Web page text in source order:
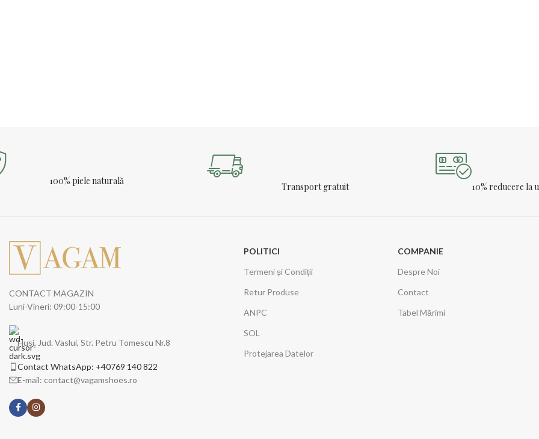
100% piele naturală
Transport gratuit 10% reducere la
CONTACT MAGAZIN
Luni-Vineri: 09:00-15:00
Husi, Jud. Vaslui, Str. Petru Tomescu Nr.8
Contact WhatsApp: +40769 140 822
E-mail: contact@vagamshoes.ro
POLITICI
Termeni și Condiții
Retur Produse
ANPC
SOL
Protejarea Datelor
COMPANIE
Despre Noi
Contact
Tabel Mărimi